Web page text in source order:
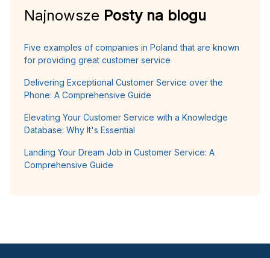
Najnowsze Posty na blogu
Five examples of companies in Poland that are known
for providing great customer service
Delivering Exceptional Customer Service over the
Phone: A Comprehensive Guide
Elevating Your Customer Service with a Knowledge
Database: Why It's Essential
Landing Your Dream Job in Customer Service: A
Comprehensive Guide